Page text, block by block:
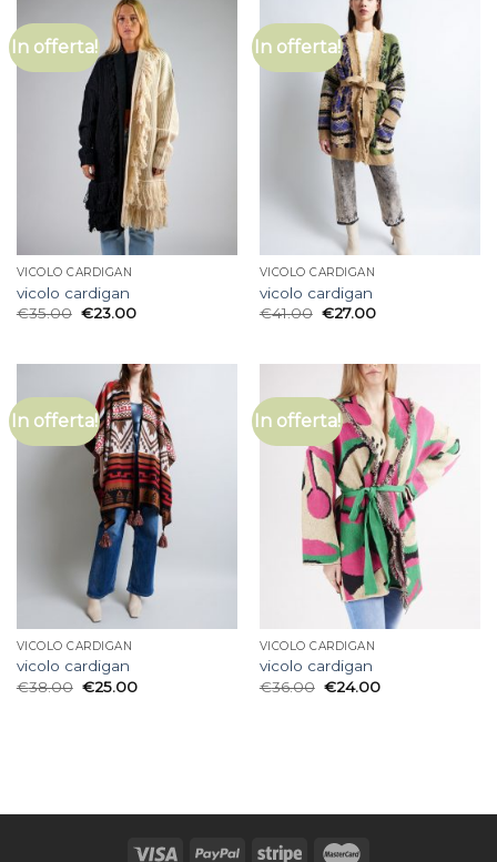
In offerta!
VICOLO CARDIGAN
vicolo cardigan
€35.00 €23.00
In offerta!
VICOLO CARDIGAN
vicolo cardigan
€41.00 €27.00
In offerta!
VICOLO CARDIGAN
vicolo cardigan
€38.00 €25.00
In offerta!
VICOLO CARDIGAN
vicolo cardigan
€36.00 €24.00